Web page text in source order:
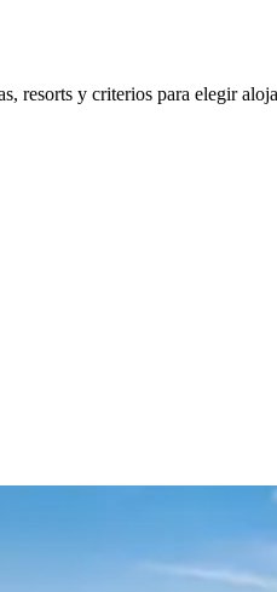
resorts y criterios para elegir